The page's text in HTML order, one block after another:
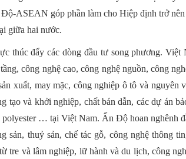
ASEAN góp phần làm cho Hiệp định trở
giữa hai nước.
thúc đẩy các dòng đầu tư song phương. Việt
công nghệ cao, công nghệ nguồn, công
xuất, may mặc, công nghiệp ô tô và nguyên
tạo và khởi nghiệp, chất bán dẫn, các dự án
polyester … tại Việt Nam. Ấn Độ hoan nghênh
sản, thuỷ sản, chế tác gỗ, công nghệ thông
tre và lâm nghiệp, lữ hành và du lịch, công